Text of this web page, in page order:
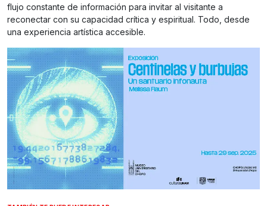
flujo constante de información para invitar al visitante a
reconectar con su capacidad crítica y espiritual. Todo, desde
una experiencia artística accesible.